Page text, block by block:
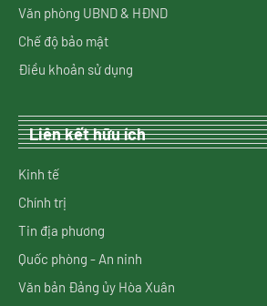
Văn phòng UBND & HĐND
Chế độ bảo mật
Điều khoản sử dụng
Liên kết hữu ích
Kinh tế
Chính trị
Tin địa phương
Quốc phòng - An ninh
Văn bản Đảng ủy Hòa Xuân